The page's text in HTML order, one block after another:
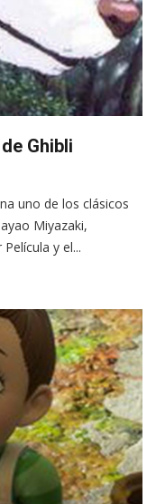
Ghibli
uno de los clásicos
Miyazaki,
y el...